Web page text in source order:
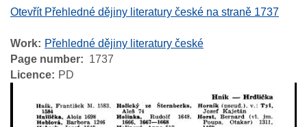
Otevřít Přehledné dějiny literatury české na straně 1737
Work
Přehledné dějiny literatury české
Page number
1737
Licence
PD